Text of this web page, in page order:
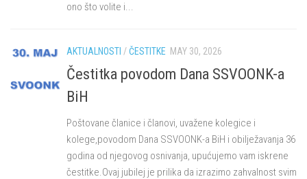
ono što volite i...
AKTUALNOSTI /ČESTITKE MAY 30, 2026
Čestitka povodom Dana SSVOONK-a
BiH
Poštovane članice i članovi, uvažene kolegice i
kolege,povodom Dana SSVOONK-a BiH i obilježavanja 36
godina od njegovog osnivanja, upućujemo vam iskrene
čestitke.Ovaj jubilej je prilika da izrazimo zahvalnost svim